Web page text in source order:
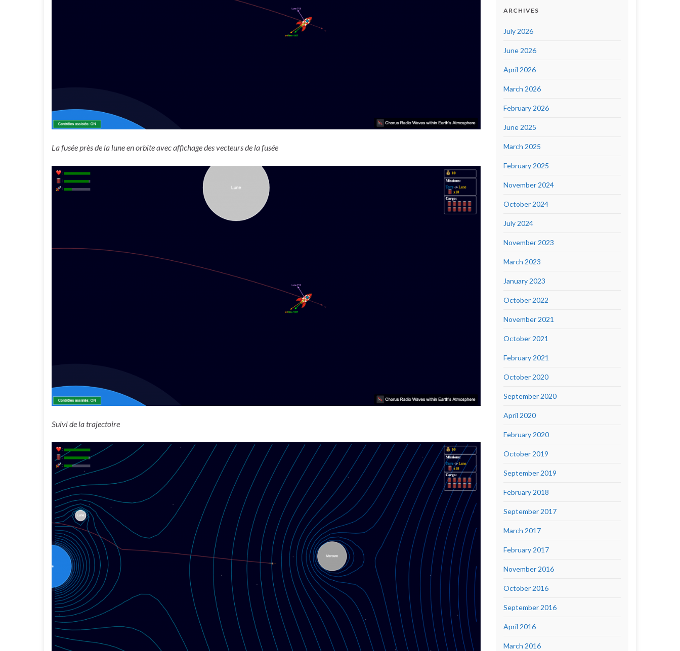
La fusée près de la lune en orbite avec affichage des vecteurs de la fusée
Suivi de la trajectoire
ARCHIVES
July 2026
June 2026
April 2026
March 2026
February 2026
June 2025
March 2025
February 2025
November 2024
October 2024
July 2024
November 2023
March 2023
January 2023
October 2022
November 2021
October 2021
February 2021
October 2020
September 2020
April 2020
February 2020
October 2019
September 2019
February 2018
September 2017
March 2017
February 2017
November 2016
October 2016
September 2016
April 2016
March 2016